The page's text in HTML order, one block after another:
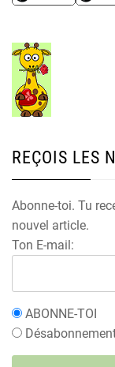
REÇOIS LES
Abonne-toi. Tu
nouvel article.
Ton E-mail:
ABONNE-TOI